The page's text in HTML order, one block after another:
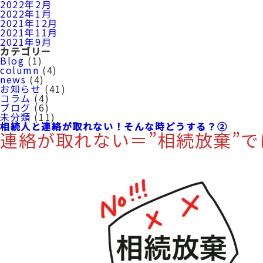
2022年2月
2022年1月
2021年12月
2021年11月
2021年9月
カテゴリー
Blog (1)
column(4)
news (4)
お知らせ(41)
コラム (4)
ブログ (6)
未分類 (11)
相続人と連絡が取れない！そんな時どうする？②
連絡が取れない＝”相続放棄”